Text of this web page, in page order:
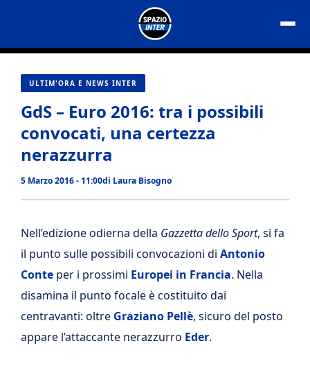
contenuto
ULTIM'ORA E NEWS INTER
GdS – Euro 2016: tra i possibili
convocati, una certezza
nerazzurra
5 Marzo 2016 - 11:00di Laura Bisogno
Nell’edizione odierna della Gazzetta dello Sport, si fa
il punto sulle possibili convocazioni di Antonio
Conte per i prossimi Europei in Francia. Nella
disamina il punto focale è costituito dai
centravanti: oltre Graziano Pellè, sicuro del posto
appare l’attaccante nerazzurro Eder.